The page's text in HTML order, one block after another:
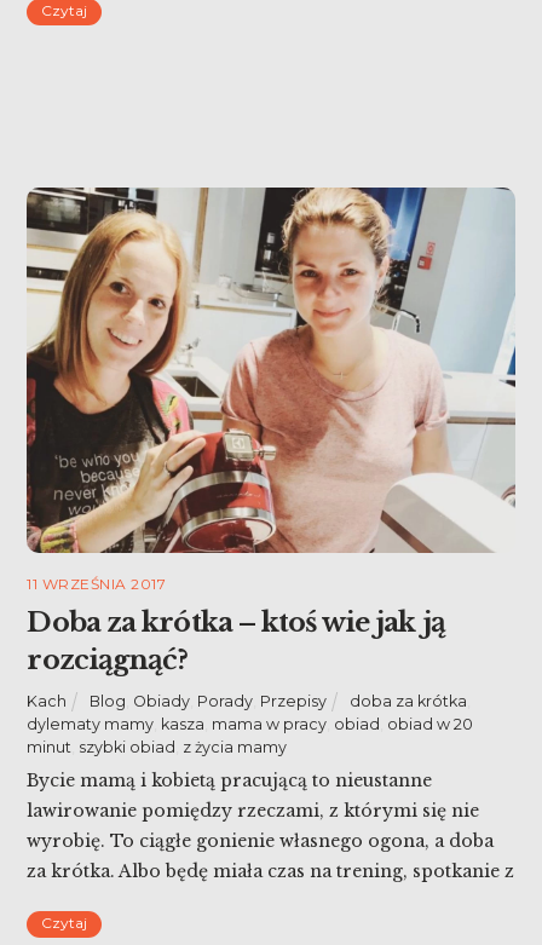
pesto.
Czytaj
11 WRZEŚNIA 2017
Doba za krótka – ktoś wie jak ją
rozciągnąć?
Kach Blog Obiady Porady Przepisy doba za krótka
dylematy mamy kasza mama w pracy obiad obiad w 20
minut szybki obiad z życia mamy
Bycie mamą i kobietą pracującą to nieustanne
lawirowanie pomiędzy rzeczami, z którymi się nie
wyrobię. To ciągłe gonienie własnego ogona, a doba
za krótka. Albo będę miała czas na trening, spotkanie z
mamą, która pracuje w nocy – więc mogę być trochę
Czytaj